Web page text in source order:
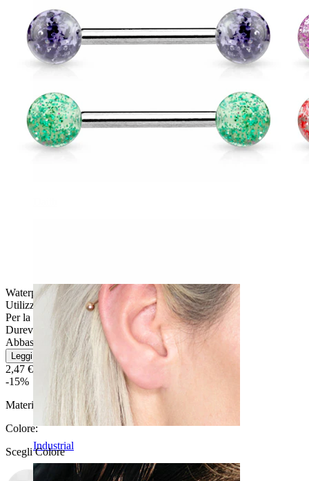
Industrial
Waterproof
Utilizzo quotidiano
Per la maggior parte dei tipi di pelle
Durevole
Abbastanza facile
Leggi di più
2,47 €
-15%
Materiale:
Acciaio chirurgico / Acrilico
Colore:
Scegli Colore